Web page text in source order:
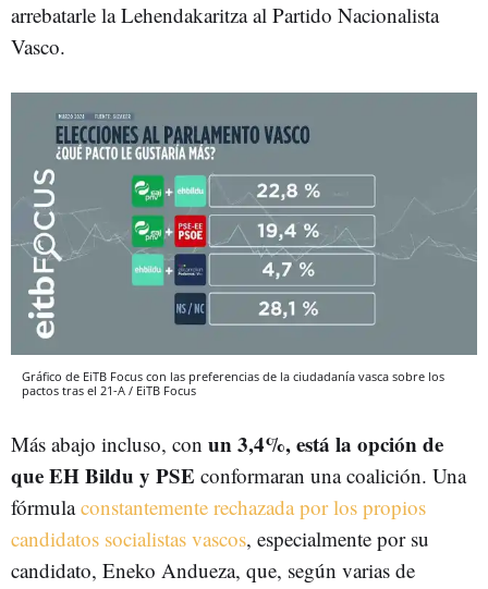
arrebatarle la Lehendakaritza al Partido Nacionalista
Vasco.
Gráfico de EiTB Focus con las preferencias de la ciudadanía vasca sobre los
pactos tras el 21-A / EiTB Focus
Más abajo incluso, con un 3,4%, está la opción de
que EH Bildu y PSE conformaran una coalición. Una
fórmulaconstantemente rechazada por los propios
candidatos socialistas vascos, especialmente por su
candidato, Eneko Andueza, que, según varias de